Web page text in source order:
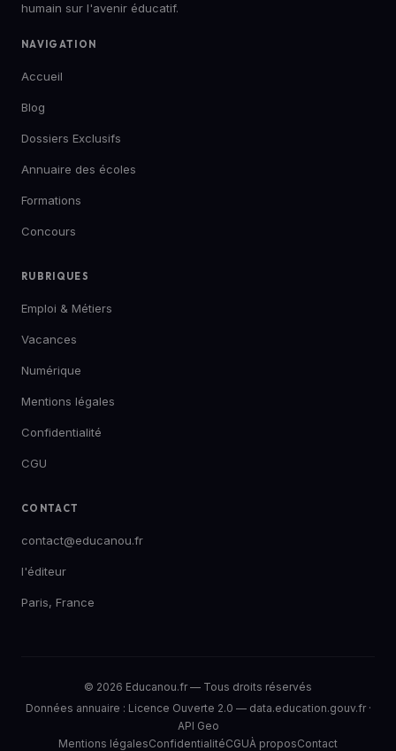
humain sur l'avenir éducatif.
NAVIGATION
Accueil
Blog
Dossiers Exclusifs
Annuaire des écoles
Formations
Concours
RUBRIQUES
Emploi & Métiers
Vacances
Numérique
Mentions légales
Confidentialité
CGU
CONTACT
contact@educanou.fr
l'éditeur
Paris, France
© 2026 Educanou.fr — Tous droits réservés
Données annuaire : Licence Ouverte 2.0 — data.education.gouv.fr·
API Geo
Mentions légalesConfidentialitéCGUÀ proposContact